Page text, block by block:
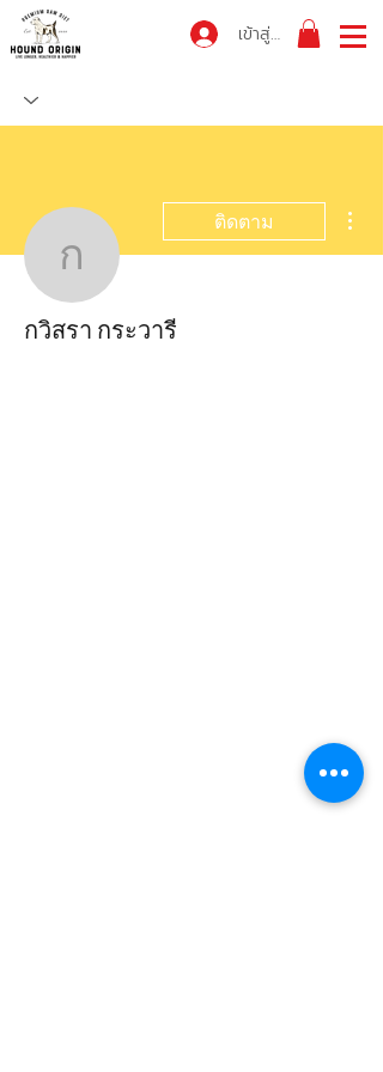
เข้าสู่ระบบ
กวิสรา กระวารี
ติดตาม
กวิสรา กระวารี